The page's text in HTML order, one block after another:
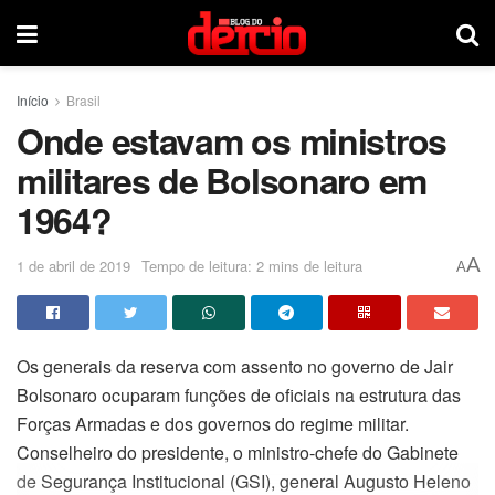
Início Brasil
Onde estavam os ministros
militares de Bolsonaro em
1964?
1 de abril de 2019 Tempo de leitura: 2 mins de leitura AA
Os generais da reserva com assento no governo de Jair
Bolsonaro ocuparam funções de oficiais na estrutura das
Forças Armadas e dos governos do regime militar.
Conselheiro do presidente, o ministro-chefe do Gabinete
de Segurança Institucional (GSI), general Augusto Heleno